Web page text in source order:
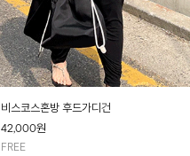
비스코스혼방 후드가디건
42,000원
FREE